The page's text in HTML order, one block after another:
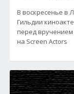
В воскресенье в
Гильдии
перед
на Screen Actors